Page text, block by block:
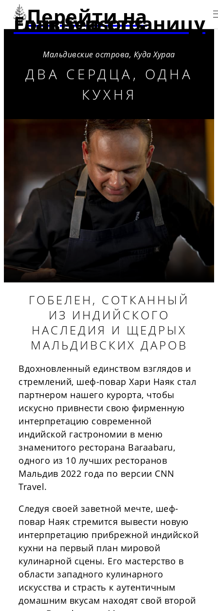
Перейти на
главную страницу Four Seasons
Мальдивские острова, Куда Хураа
ДВА СЕРДЦА, ОДНА
КУХНЯ
ГОБЕЛЕН, СОТКАННЫЙ
ИЗ ИНДИЙСКОГО
НАСЛЕДИЯ И ЩЕДРЫХ
МАЛЬДИВСКИХ ДАРОВ
Вдохновленный единством взглядов и
стремлений, шеф-повар Хари Наяк стал
партнером нашего курорта, чтобы
искусно привнести свою фирменную
интерпретацию современной
индийской гастрономии в меню
знаменитого ресторана Baraabaru,
одного из 10 лучших ресторанов
Мальдив 2022 года по версии CNN
Travel.
Следуя своей заветной мечте, шеф-
повар Наяк стремится вывести новую
интерпретацию прибрежной индийской
кухни на первый план мировой
кулинарной сцены. Его мастерство в
области западного кулинарного
искусства и страсть к аутентичным
домашним вкусам находят свой второй